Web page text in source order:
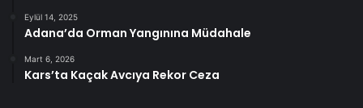
Eylül 14, 2025
Adana’da Orman Yangınına Müdahale
Mart 6, 2026
Kars’ta Kaçak Avcıya Rekor Ceza